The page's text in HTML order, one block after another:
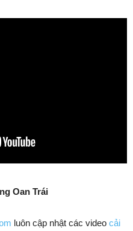
Oan Trái
luôn cập nhật các video cải